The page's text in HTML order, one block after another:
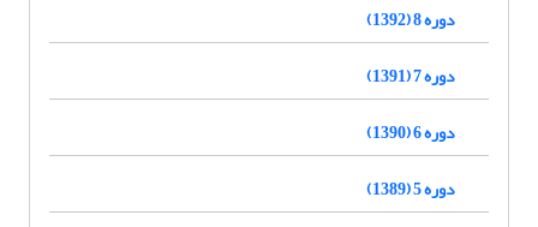
دوره 8 (1392)
دوره 7 (1391)
دوره 6 (1390)
دوره 5 (1389)